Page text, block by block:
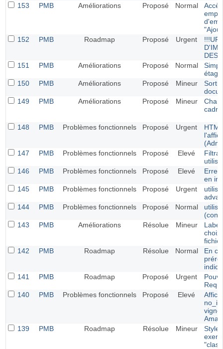
153
PMB Améliorations Proposé Normal
152
PMB Roadmap Proposé Urgent
DES
151
PMB Améliorations Proposé Normal
150
PMB Améliorations Proposé Mineur
149
PMB Améliorations Proposé Mineur
148 PMB Problèmes fonctionnels Proposé Urgent
147
PMB Problèmes fonctionnels Proposé Elevé
146
PMB Problèmes fonctionnels Proposé Elevé
en
145
PMB Problèmes fonctionnels Proposé Urgent
144
PMB Problèmes fonctionnels Proposé Normal
143
PMB Améliorations Résolue Mineur
choix
fichier
142
PMB Roadmap Résolue Normal
En
141
PMB Roadmap Proposé Urgent
140
PMB Problèmes fonctionnels Proposé Elevé
139
PMB Roadmap Résolue Mineur
Style